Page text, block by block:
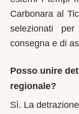
Carbonara al
selezionati
consegna e di
Posso unire
regionale?
Sì. La